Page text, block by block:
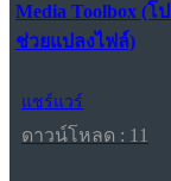
Media Toolbox (
ช่วยแปลงไฟล์)
แชร์แวร์
ดาวน์โหลด : 11